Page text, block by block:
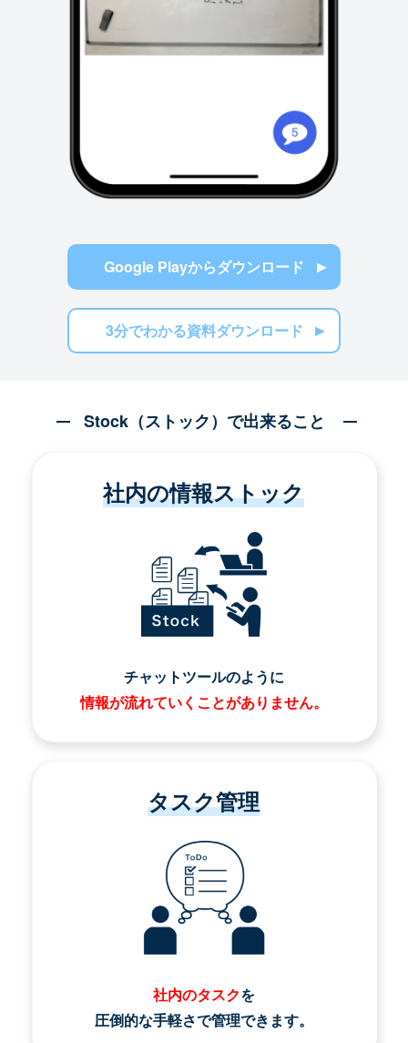
Google Playからダウンロード
3分でわかる資料ダウンロード
Stock（ストック）で出来ること
社内の情報ストック
チャットツールのように
情報が流れていくことがありません。
タスク管理
社内のタスクを
圧倒的な手軽さで管理できます。